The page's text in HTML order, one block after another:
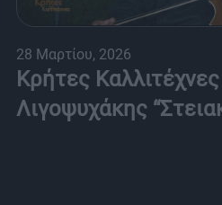
28 Μαρτίου, 2026
Κρήτες
Λιγοψυχάκης